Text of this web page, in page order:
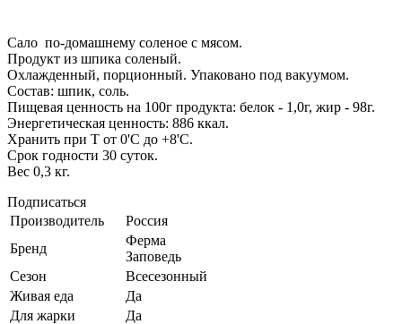
Сало по-домашнему соленое с мясом.
Продукт из шпика соленый.
Охлажденный, порционный. Упаковано под вакуумом.
Состав: шпик, соль.
Пищевая ценность на 100г продукта: белок - 1,0г, жир - 98г.
Энергетическая ценность: 886 ккал.
Хранить при Т от 0'C до +8'C.
Срок годности 30 суток.
Вес 0,3 кг.
Подписаться
Производитель
Россия
Бренд
Ферма
Заповедь
Сезон
Всесезонный
Живая еда
Да
Для жарки
Да